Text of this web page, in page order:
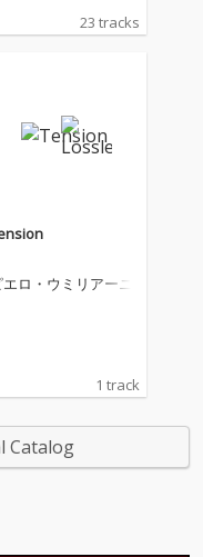
23 tracks
エロ・ウミリアーニ
1 track
Catalog